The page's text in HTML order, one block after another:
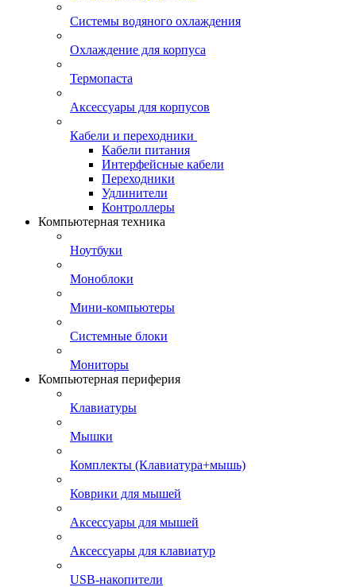
Системы водяного охлаждения
Охлаждение для корпуса
Термопаста
Аксессуары для корпусов
Кабели и переходники
Кабели питания
Интерфейсные кабели
Переходники
Удлинители
Контроллеры
Компьютерная техника
Ноутбуки
Моноблоки
Мини-компьютеры
Системные блоки
Мониторы
Компьютерная периферия
Клавиатуры
Мышки
Комплекты (Клавиатура+мышь)
Коврики для мышей
Аксессуары для мышей
Аксессуары для клавиатур
USB-накопители